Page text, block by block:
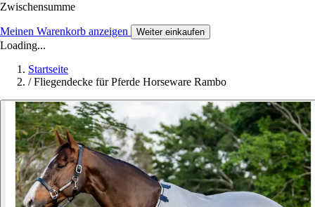
Zwischensumme
Meinen Warenkorb anzeigen Weiter einkaufen
Loading...
Startseite
/ Fliegendecke für Pferde Horseware Rambo